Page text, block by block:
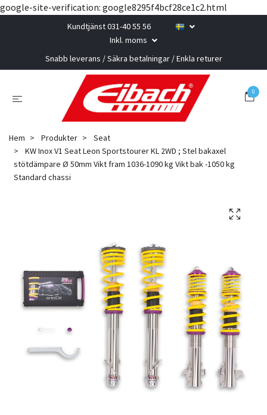
google-site-verification: google8295f4bcf28ce1c2.html
Kundtjänst 031-40 55 56
Inkl. moms
Snabb leverans / Säkra betalningar / Enkla returer
0
Hem Produkter
Seat
KW Inox V1 Seat Leon Sportstourer KL 2WD ; Stel bakaxel
stötdämpare Ø 50mm Vikt fram 1036-1090 kg Vikt bak -1050 kg
Standard chassi